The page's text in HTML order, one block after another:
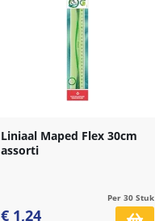
Liniaal Maped Flex 30cm
assorti
Per 30 Stuk
€ 1,24